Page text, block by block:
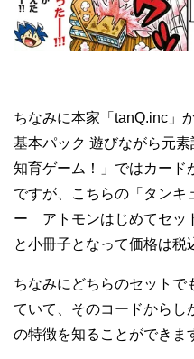
ちなみに本家「tanQ.inc」
基本パック 遊びながら元
知育ゲーム！」ではカード
ですが、こちらの「タン
ー アトモンはじめてセッ
と小冊子となって価格は税
ちなみにどちらのセットで
ていて、そのコードからし
の特徴を知ることができま